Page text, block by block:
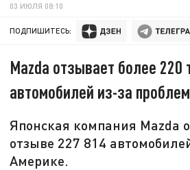
03 ИЮЛЯ 08:10
ПОДПИШИТЕСЬ:
Mazda отзывает более 220
автомобилей из-за
Японская компания Mazda
отзыве 227 814
Америке.